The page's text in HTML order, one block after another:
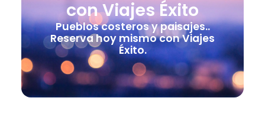
con Viajes Éxito
Pueblos costeros y paisajes..
Reserva hoy mismo con Viajes
Éxito.